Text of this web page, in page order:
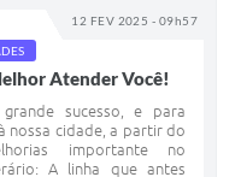
12 FEV 2025 - 09h57
Atender Você!
sucesso, e para
nossa cidade, a partir do
importante no
A linha que antes